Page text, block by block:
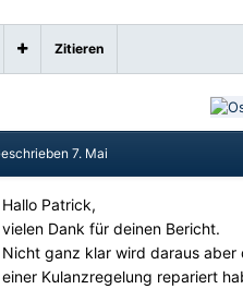
Zitieren
7. Mai
Hallo Patrick,
vielen Dank für deinen Bericht.
Nicht ganz klar wird daraus aber
einer Kulanzregelung repariert